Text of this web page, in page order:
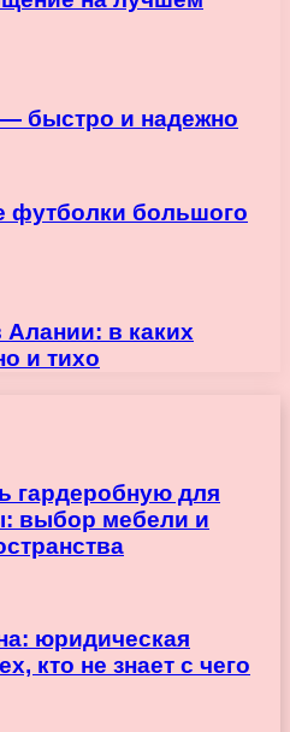
быстро и надежно
футболки большого
в каких
и тихо
гардеробную для
выбор мебели и
юридическая
кто не знает с чего